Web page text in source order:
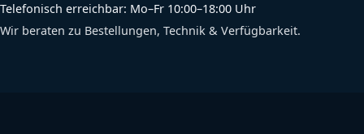
Telefonisch erreichbar: Mo–Fr 10:00–18:00 Uhr
Wir beraten zu Bestellungen, Technik & Verfügbarkeit.